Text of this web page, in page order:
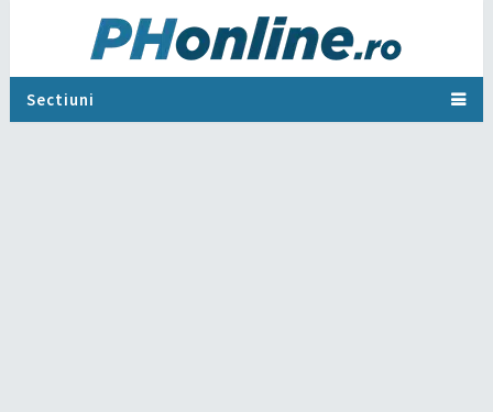
Sectiuni